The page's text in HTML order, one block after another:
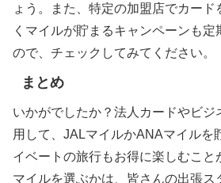
ょう。また、特定の加盟店でカー
くマイルが貯まるキャンペーンも
ので、チェックしてみてください。
まとめ
いかがでしたか？法人カードやビジ
用して、JALマイルかANAマイルを
イベートの旅行もお得に楽しむこと
マイルを選ぶかは、皆さんの出張ス